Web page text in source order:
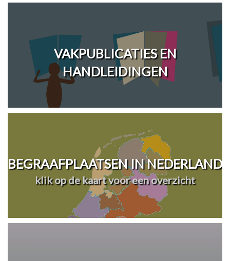
VAKPUBLICATIES EN
HANDLEIDINGEN
BEGRAAFPLAATSEN IN NEDERLAND
klik op de kaart voor een overzicht